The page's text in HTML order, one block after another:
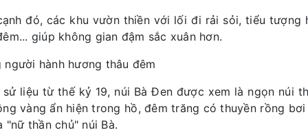
đó, các khu vườn thiền với lối đi rải sỏi, tiểu tượng
giúp không gian đậm sắc xuân hơn.
người hành hương thâu đêm
sử liệu từ thế kỷ 19, núi Bà Đen được xem là ngọn núi
vàng ẩn hiện trong hồ, đêm trăng có thuyền rồng
"nữ thần chủ" núi Bà.